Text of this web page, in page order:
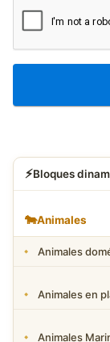
⚡Bloques
🐄Animales
Animales
Animales en
Animales